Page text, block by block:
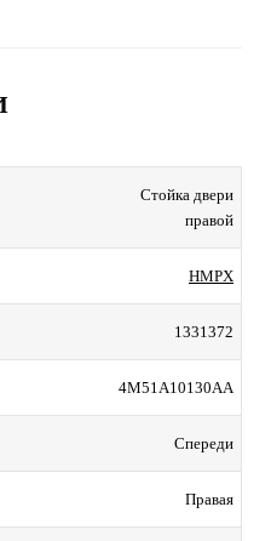
Стойка двери
правой
HMPX
1331372
4M51A10130AA
Спереди
Правая